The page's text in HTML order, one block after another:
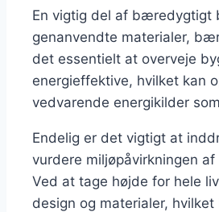
En vigtig del af bæredygtigt
genanvendte materialer,
det essentielt at overveje
energieffektive, hvilket kan
vedvarende energikilder
Endelig er det vigtigt at
vurdere miljøpåvirkningen
Ved at tage højde for hele
design og materialer,